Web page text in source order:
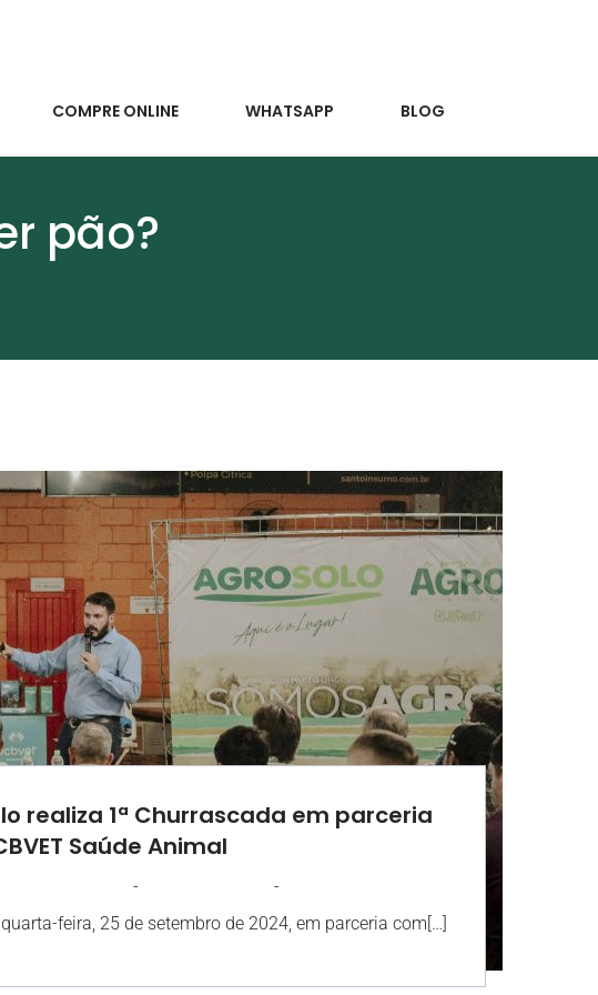
COMPRE ONLINE WHATSAPP BLOG
pão?
realiza 1ª Churrascada em parceria
Saúde Animal
- -
feira, 25 de setembro de 2024, em parceria com[…]